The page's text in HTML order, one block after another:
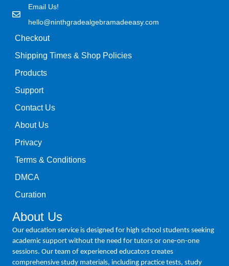
Email Us!
hello@ninthgradealgebramadeeasy.com
Checkout
Shipping Times & Shop Policies
Products
Support
Contact Us
About Us
Privacy
Terms & Conditions
DMCA
Curation
About Us
Our education service is designed for high school students seeking
academic support without the need for tutors or one-on-one
sessions. Our team of experienced educators creates
comprehensive study materials, including practice tests, study